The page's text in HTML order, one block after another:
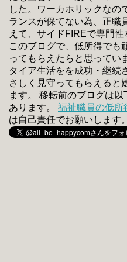
した。ワーカホリックなの
ランスが保てない為、正職
えて、サイドFIREで専門性
このブログで、低所得でも
ってもらえたらと思ってい
タイア生活をを成功・継続
さしく見守ってもらえると
ます。 移転前のブログは
あります。 福祉職員の低所
は自己責任でお願いします。